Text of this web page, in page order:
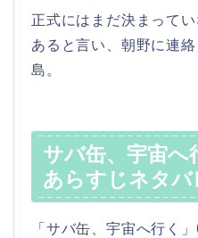
正式にはまだ決まって
あると言い、朝野に連
島。
サバ缶、宇宙へ
あらすじネタバ
「サバ缶、宇宙へ行く